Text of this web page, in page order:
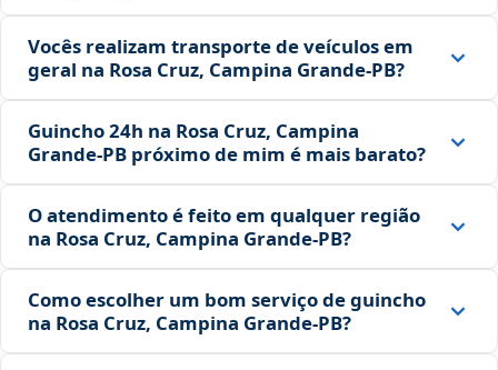
Vocês realizam transporte de veículos em
geral na Rosa Cruz, Campina Grande‑PB?
Guincho 24h na Rosa Cruz, Campina
Grande‑PB próximo de mim é mais barato?
O atendimento é feito em qualquer região
na Rosa Cruz, Campina Grande‑PB?
Como escolher um bom serviço de guincho
na Rosa Cruz, Campina Grande‑PB?